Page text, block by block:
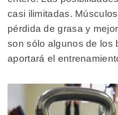
casi ilimitadas.
pérdida de grasa y
son sólo algunos de los
aportará el